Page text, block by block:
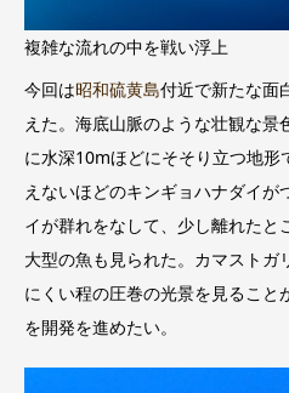
複雑な流れの中を戦い浮上
今回は昭和硫黄島付近で新たな面
えた。海底山脈のような壮観な
に水深10mほどにそそり立つ地形
えないほどのキンギョハナダイ
イが群れをなして、少し離れた
大型の魚も見られた。カマストガ
にくい程の圧巻の光景を見ること
を開発を進めたい。